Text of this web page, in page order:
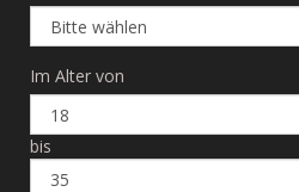
Im Alter von
bis